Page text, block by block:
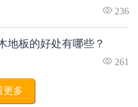
236
地板的好处有哪些？
261
更多